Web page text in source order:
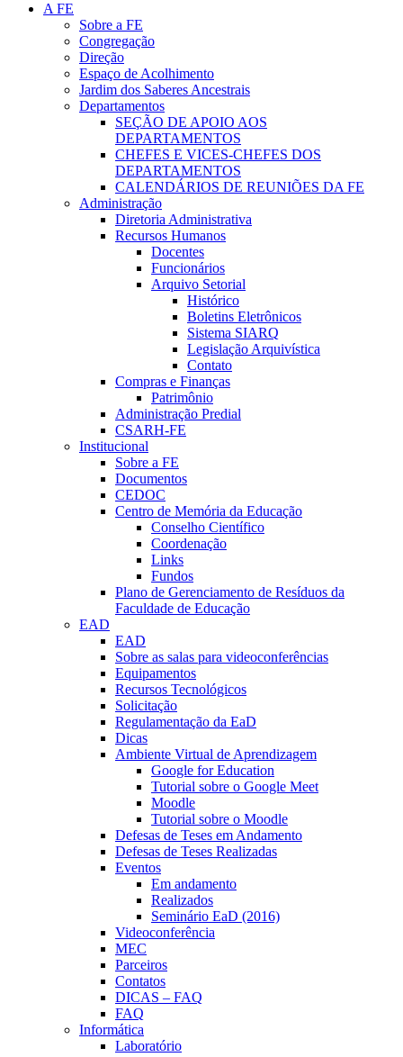
A FE
Sobre a FE
Congregação
Direção
Espaço de Acolhimento
Jardim dos Saberes Ancestrais
Departamentos
SEÇÃO DE APOIO AOS
DEPARTAMENTOS
CHEFES E VICES-CHEFES DOS
DEPARTAMENTOS
CALENDÁRIOS DE REUNIÕES DA FE
Administração
Diretoria Administrativa
Recursos Humanos
Docentes
Funcionários
Arquivo Setorial
Histórico
Boletins Eletrônicos
Sistema SIARQ
Legislação Arquivística
Contato
Compras e Finanças
Patrimônio
Administração Predial
CSARH-FE
Institucional
Sobre a FE
Documentos
CEDOC
Centro de Memória da Educação
Conselho Científico
Coordenação
Links
Fundos
Plano de Gerenciamento de Resíduos da
Faculdade de Educação
EAD
EAD
Sobre as salas para videoconferências
Equipamentos
Recursos Tecnológicos
Solicitação
Regulamentação da EaD
Dicas
Ambiente Virtual de Aprendizagem
Google for Education
Tutorial sobre o Google Meet
Moodle
Tutorial sobre o Moodle
Defesas de Teses em Andamento
Defesas de Teses Realizadas
Eventos
Em andamento
Realizados
Seminário EaD (2016)
Videoconferência
MEC
Parceiros
Contatos
DICAS – FAQ
FAQ
Informática
Laboratório